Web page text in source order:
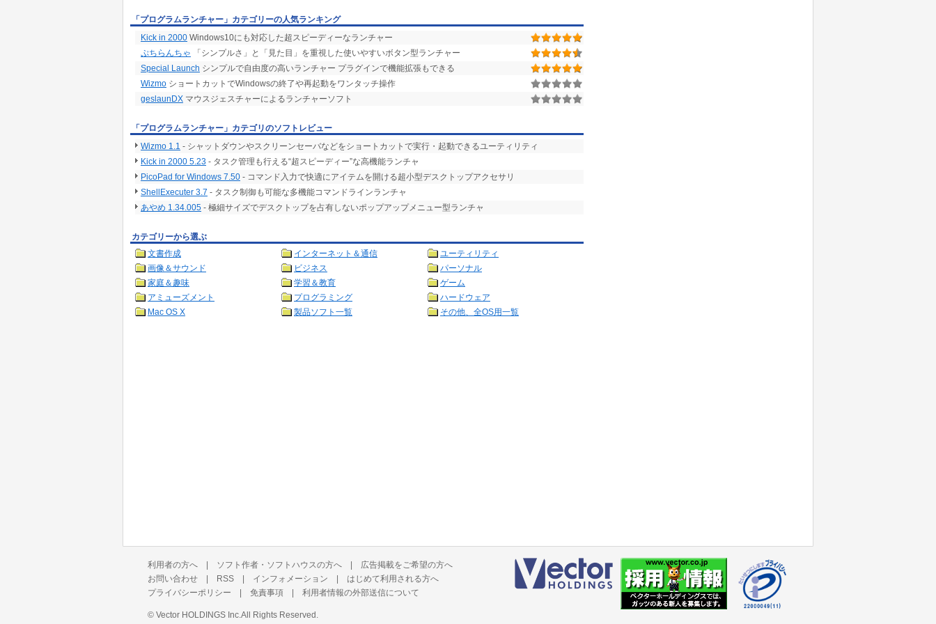
・オーディオを(無音)状態にする(mute)
※quietパラメータは他のパラメータと組み合わせて使用します。
「プログラムランチャー」カテゴリーの人気ランキング
Kick in 2000 Windows10にも対応した超スピーディーなランチャー
ぷちらんちゃ 「シンプルさ」と「見た目」を重視した使いやすいボタン型ランチャー
Special Launch シンプルで自由度の高いランチャー プラグインで機能拡張もできる
Wizmo ショートカットでWindowsの終了や再起動をワンタッチ操作
geslaunDX マウスジェスチャーによるランチャーソフト
「プログラムランチャー」カテゴリのソフトレビュー
Wizmo 1.1 - シャットダウンやスクリーンセーバなどをショートカットで実行・起動できるユーティリティ
Kick in 2000 5.23 - タスク管理も行える“超スピーディー”な高機能ランチャ
PicoPad for Windows 7.50 - コマンド入力で快適にアイテムを開ける超小型デスクトップアクセサリ
ShellExecuter 3.7 - タスク制御も可能な多機能コマンドラインランチャ
あやめ 1.34.005 - 極細サイズでデスクトップを占有しないポップアップメニュー型ランチャ
カテゴリーから選ぶ
文書作成
インターネット＆通信
ユーティリティ
画像＆サウンド
ビジネス
パーソナル
家庭＆趣味
学習＆教育
ゲーム
アミューズメント
プログラミング
ハードウェア
Mac OS X
製品ソフト一覧 その他、全OS用一覧
利用者の方へ | ソフト作者・ソフトハウスの方へ | 広告掲載をご希望の方へ
お問い合わせ | RSS | インフォメーション | はじめて利用される方へ
プライバシーポリシー | 免責事項 | 利用者情報の外部送信について
© Vector HOLDINGS Inc. All Rights Reserved.